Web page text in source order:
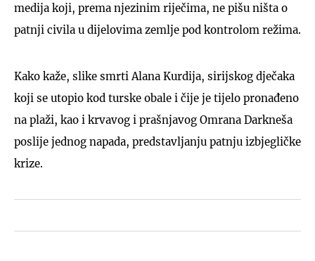
medija koji, prema njezinim riječima, ne pišu ništa o
patnji civila u dijelovima zemlje pod kontrolom režima.
Kako kaže, slike smrti Alana Kurdija, sirijskog dječaka
koji se utopio kod turske obale i čije je tijelo pronađeno
na plaži, kao i krvavog i prašnjavog Omrana Darkneša
poslije jednog napada, predstavljanju patnju izbjegličke
krize.